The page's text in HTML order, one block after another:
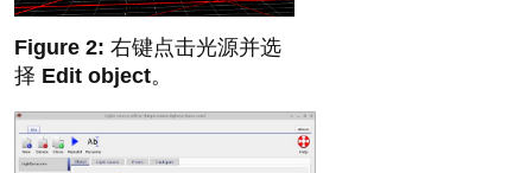
右键点击光源并选
择 Edit object。